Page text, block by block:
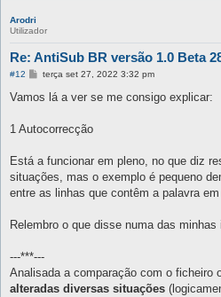
Arodri
Utilizador
Re: AntiSub BR versão 1.0 Beta
#12
M
n
g
terça set 27, 2022 3:32 pm
Vamos lá a ver se me consigo explicar:
1 Autocorrecção
Está a funcionar em pleno, no que diz
situações, mas o exemplo é pequeno
entre as linhas que contêm a palavra
Relembro o que disse numa das
---***---
Analisada a comparação com o ficheiro
alteradas diversas situações